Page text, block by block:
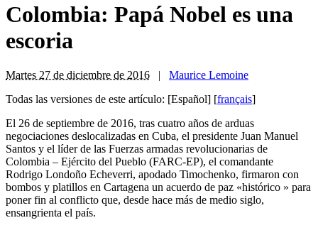
Colombia: Papá Nobel es una
escoria
Martes 27 de diciembre de 2016 | Maurice Lemoine
Todas las versiones de este artículo: [Español] [français]
El 26 de septiembre de 2016, tras cuatro años de arduas
negociaciones deslocalizadas en Cuba, el presidente Juan Manuel
Santos y el líder de las Fuerzas armadas revolucionarias de
Colombia – Ejército del Pueblo (FARC-EP), el comandante
Rodrigo Londoño Echeverri, apodado Timochenko, firmaron con
bombos y platillos en Cartagena un acuerdo de paz «histórico » para
poner fin al conflicto que, desde hace más de medio siglo,
ensangrienta el país.